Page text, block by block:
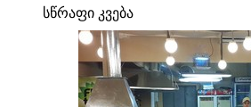
სწრაფი კვება